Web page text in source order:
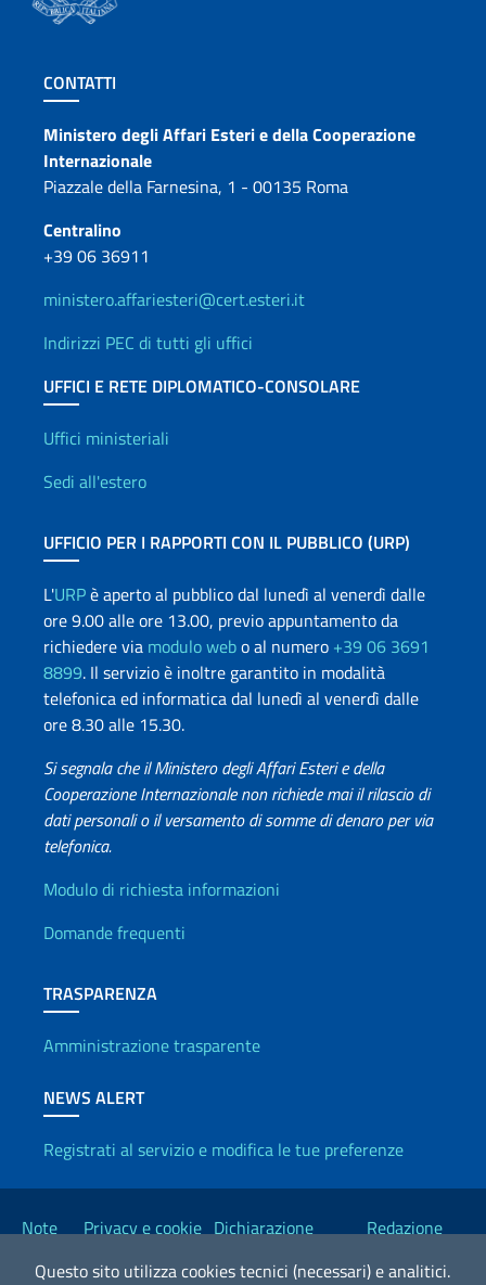
Questo sito utilizza cookies tecnici (necessari) e analitici.
Sezione footer
CONTATTI
Contatti
Ministero degli Affari Esteri e della Cooperazione
Internazionale
Piazzale della Farnesina, 1 - 00135 Roma
Centralino
+39 06 36911
ministero.affariesteri@cert.esteri.it
Indirizzi PEC di tutti gli uffici
UFFICI E RETE DIPLOMATICO-CONSOLARE
Uffici e Rete diplomatica
Uffici ministeriali
Sedi all'estero
UFFICIO PER I RAPPORTI CON IL PUBBLICO (URP)
L'URPè aperto al pubblico dal lunedì al venerdì dalle
ore 9.00 alle ore 13.00, previo appuntamento da
richiedere via modulo webo al numero +39 06 3691
8899. Il servizio è inoltre garantito in modalità
telefonica ed informatica dal lunedì al venerdì dalle
ore 8.30 alle 15.30.
Si segnala che il Ministero degli Affari Esteri e della
Cooperazione Internazionale non richiede mai il rilascio di
dati personali o il versamento di somme di denaro per via
telefonica.
Info utili
Modulo di richiesta informazioni
Domande frequenti
TRASPARENZA
Amministrazione trasparente
NEWS ALERT
Registrati al servizio e modifica le tue preferenze
Link Utili
Note
Privacy e cookie Dichiarazione
Redazione